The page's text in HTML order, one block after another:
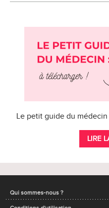
Le petit guide du
LIRE
Qui sommes-nous ?